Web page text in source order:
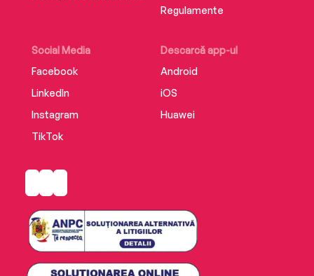
Social Media
Facebook
LinkedIn
Instagram
TikTok
Descarcă app-ul
Android
iOS
Huawei
Regulamente